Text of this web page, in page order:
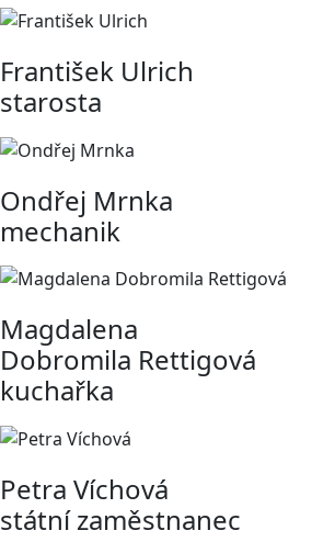
František Ulrich
starosta
Ondřej Mrnka
mechanik
Magdalena
Dobromila Rettigová
kuchařka
Petra Víchová
státní zaměstnanec